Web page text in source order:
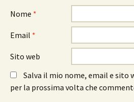
Nome *
Email *
Sito web
Salva il mio nome, email e sito
per la prossima volta che